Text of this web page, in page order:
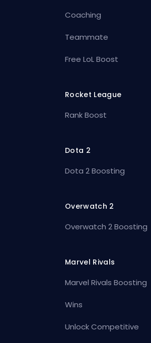
Coaching
Teammate
Free LoL Boost
Rocket League
Rank Boost
Dota 2
Dota 2 Boosting
Overwatch 2
Overwatch 2 Boosting
Marvel Rivals
Marvel Rivals Boosting
Wins
Unlock Competitive